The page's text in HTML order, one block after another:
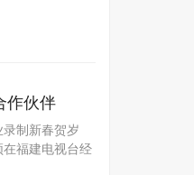
作伙伴
制新春贺岁
在福建电视台经